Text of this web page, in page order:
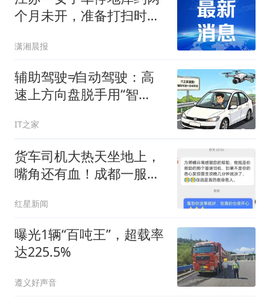
个月未开，准备打扫时发
长毛，当事人：戴口罩清
理还是吸入了霉菌孢子，
事后有些过敏
潇湘晨报
辅助驾驶≠自动驾驶：高
速上方向盘脱手用“智
IT之家
货车司机大热天坐地上，
嘴角还有血！成都一服务
红星新闻
曝光1辆“百吨王”，超载率
达225.5%
遵义好声音